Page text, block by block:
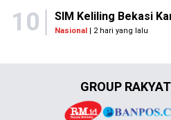
10 SIM Keliling Bekasi
Nasional | 2 hari yang lalu
GROUP